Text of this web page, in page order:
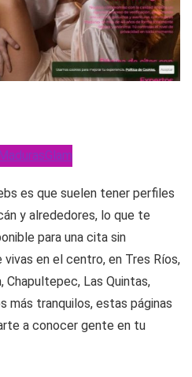
es que suelen tener perfiles
y alrededores, lo que te
para una cita sin
vivas en el centro, en Tres Ríos,
Chapultepec, Las Quintas,
más tranquilos, estas páginas
a conocer gente en tu